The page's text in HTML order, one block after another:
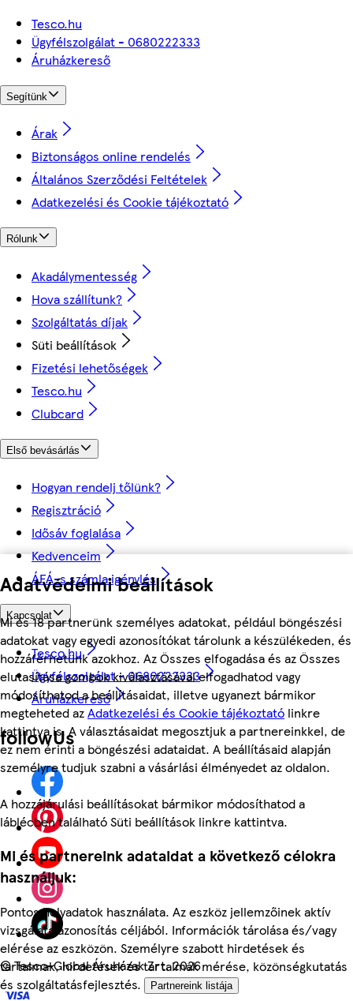
Adatvédelmi beállítások
Mi és 18 partnerünk személyes adatokat, például böngészési
adatokat vagy egyedi azonosítókat tárolunk a készülékeden, és
hozzáférhetünk azokhoz. Az Összes elfogadása és az Összes
elutasítása gombok kiválasztásával elfogadhatod vagy
módosíthatod a beállításaidat, illetve ugyanezt bármikor
megteheted azAdatkezelési és Cookie tájékoztató linkre
kattintva is. A választásaidat megosztjuk a partnereinkkel, de
ez nem érinti a böngészési adataidat. A beállításaid alapján
személyre tudjuk szabni a vásárlási élményedet az oldalon.
A hozzájárulási beállításokat bármikor módosíthatod a
láblécben található Süti beállítások linkre kattintva.
Mi és partnereink adataidat a következő célokra
használjuk:
Pontos helyadatok használata. Az eszköz jellemzőinek aktív
vizsgálata azonosítás céljából. Információk tárolása és/vagy
elérése az eszközön. Személyre szabott hirdetések és
tartalmak, hirdetések és tartalmak mérése, közönségkutatás
és szolgáltatásfejlesztés.
Partnereink listája
Tesco.hu
Ügyfélszolgálat - 0680222333
Áruházkereső
Segítünk
Árak
Biztonságos online rendelés
Általános Szerződési Feltételek
Adatkezelési és Cookie tájékoztató
Rólunk
Akadálymentesség
Hova szállítunk?
Szolgáltatás díjak
Süti beállítások
Fizetési lehetőségek
Tesco.hu
Clubcard
Első bevásárlás
Hogyan rendelj tőlünk?
Regisztráció
Idősáv foglalása
Kedvenceim
ÁFÁ-s számla igénylés
Kapcsolat
Tesco.hu
Ügyfélszolgálat - 0680222333
Áruházkereső
followUs
©Tesco-Global Áruházak Zrt. 2026